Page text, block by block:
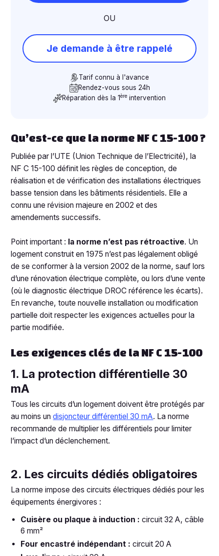
OU
Je demande à être rappelé
Tarif connu à l'avance
Rendez-vous sous 24h
Réparation dès la 1ère intervention
Qu’est-ce que la norme NF C 15-100 ?
Publiée par l’UTE (Union Technique de l’Electricité), la
NF C 15-100 définit les règles de conception, de
réalisation et de vérification des installations électriques
basse tension dans les bâtiments résidentiels. Elle a
connu une révision majeure en 2002 et des
amendements successifs.
Point important : la norme n’est pas rétroactive. Un
logement construit en 1975 n’est pas légalement obligé
de se conformer à la version 2002 de la norme, sauf lors
d’une rénovation électrique complète, ou lors d’une vente
(où le diagnostic électrique DROC référence les écarts).
En revanche, toute nouvelle installation ou modification
partielle doit respecter les exigences actuelles pour la
partie modifiée.
Les exigences clés de la NF C 15-100
1. La protection différentielle 30
mA
Tous les circuits d’un logement doivent être protégés par
au moins undisjoncteur différentiel 30 mA. La norme
recommande de multiplier les différentiels pour limiter
l’impact d’un déclenchement.
2. Les circuits dédiés obligatoires
La norme impose des circuits électriques dédiés pour les
équipements énergivores :
Cuisère ou plaque à induction : circuit 32 A, câble
6 mm²
Four encastré indépendant : circuit 20 A